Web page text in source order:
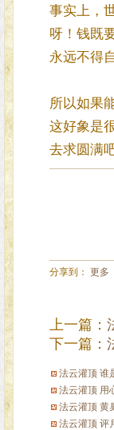
事实上，
呀！钱既
永远不得
所以如果
这好象是
去求圆满
分享到： 更多
上一篇：
下一篇：
法云灌顶 谁
法云灌顶 用
法云灌顶 黄
法云灌顶 评